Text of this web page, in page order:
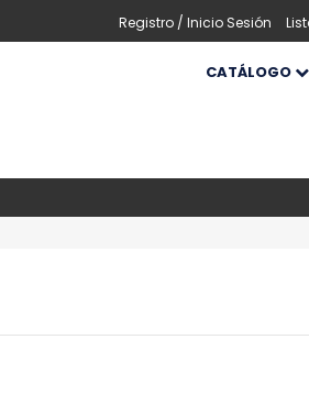
Registro / Inicio Sesión
CATÁLOGO